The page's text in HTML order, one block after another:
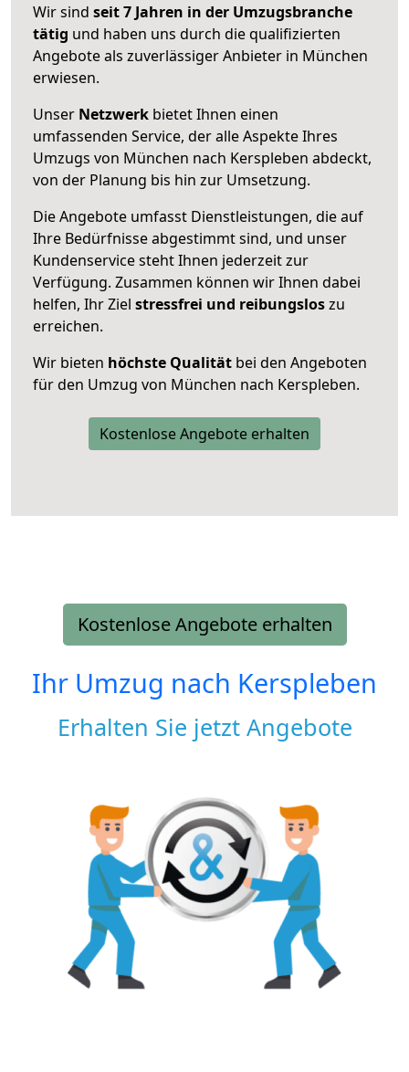
Wir sind seit 7 Jahren in der Umzugsbranche
tätig und haben uns durch die qualifizierten
Angebote als zuverlässiger Anbieter in München
erwiesen.
Unser Netzwerk bietet Ihnen einen
umfassenden Service, der alle Aspekte Ihres
Umzugs von München nach Kerspleben abdeckt,
von der Planung bis hin zur Umsetzung.
Die Angebote umfasst Dienstleistungen, die auf
Ihre Bedürfnisse abgestimmt sind, und unser
Kundenservice steht Ihnen jederzeit zur
Verfügung. Zusammen können wir Ihnen dabei
helfen, Ihr Ziel stressfrei und reibungsloszu
erreichen.
Wir bieten höchste Qualität bei den Angeboten
für den Umzug von München nach Kerspleben.
Kostenlose Angebote erhalten
Kostenlose Angebote erhalten
Ihr Umzug nach Kerspleben
Erhalten Sie jetzt Angebote